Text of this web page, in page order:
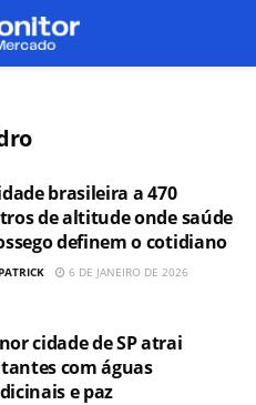
brasileira a 470
de altitude onde saúde
definem o cotidiano
PATRICK 6 DE JANEIRO DE 2026
cidade de SP atrai
com águas
e paz